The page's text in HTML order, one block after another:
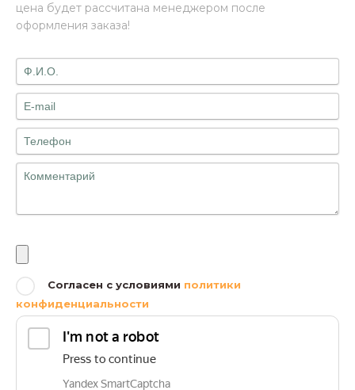
цена будет рассчитана менеджером после
оформления заказа!
Согласен с условиями политики
конфиденциальности